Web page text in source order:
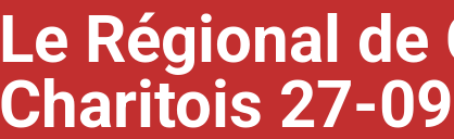
Le Régional de
Charitois 27-